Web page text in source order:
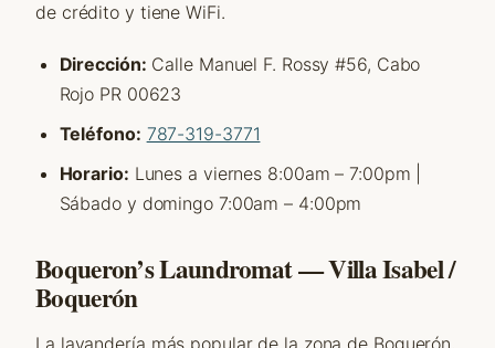
de crédito y tiene WiFi.
Dirección: Calle Manuel F. Rossy #56, Cabo
Rojo PR 00623
Teléfono: 787-319-3771
Horario: Lunes a viernes 8:00am – 7:00pm |
Sábado y domingo 7:00am – 4:00pm
Boqueron’s Laundromat — Villa Isabel /
Boquerón
La lavandería más popular de la zona de Boquerón,